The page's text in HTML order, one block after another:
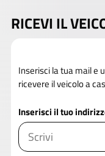
RICEVI IL
Inserisci la tua mail e
ricevere il veicolo a
Inserisci il tuo